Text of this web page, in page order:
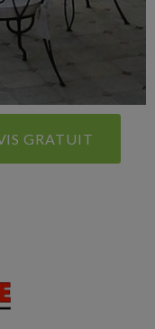
GRATUIT